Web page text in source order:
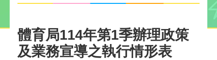
體育局114年第1季辦理政策
及業務宣導之執行情形表